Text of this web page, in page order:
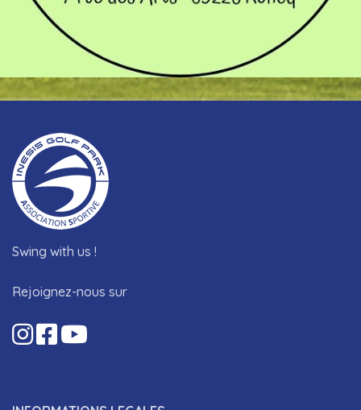
Swing with us !
Rejoignez-nous sur